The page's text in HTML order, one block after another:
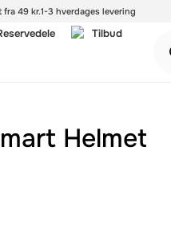
fra 49 kr.1-3 hverdages levering
Tilbud
Helmet